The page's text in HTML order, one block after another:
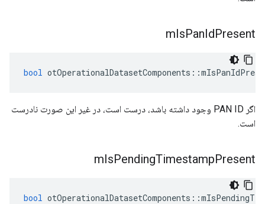
mIsPanIdPresent
bool otOperationalDatasetComponents ::
اگر PAN ID وجود داشته باشد، درست است، در غیر این صورت نادرست
است.
mIsPendingTimestampPresent
bool otOperationalDatasetComponents ::